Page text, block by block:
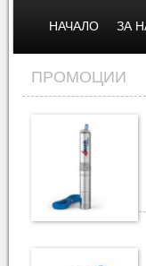
НАЧАЛО ЗА
ПРОМОЦИИ